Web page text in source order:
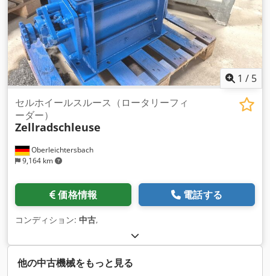
1 / 5
Oberleichtersbach
9,164 km
セルホイールスルース（ロータリーフィ
ーダー）
Zellradschleuse
価格情報 電話する
コンディション: 中古,
他の中古機械をもっと見る